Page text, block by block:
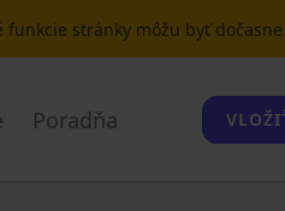
stránky môžu byť
Poradňa